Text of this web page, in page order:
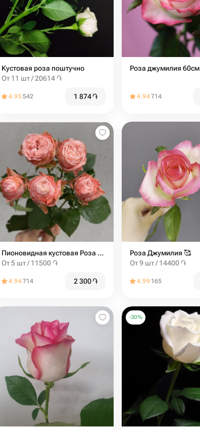
Кустовая роза поштучно
От 11 шт / 20614 ֏
4.95542 1 874֏
Роза джумилия 60см
4.94714
Пионовидная кустовая Роза Madam Bombastic штучно (от 5 шт)
От 5 шт / 11500 ֏
4.94714 2 300֏
Роза Джумилия ️🥰
От 9 шт / 14400 ֏
4.99 165
-30%